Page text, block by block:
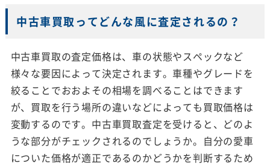
中古車買取ってどんな風に査定されるの？
中古車買取の査定価格は、車の状態やスペックなど
様々な要因によって決定されます。車種やグレードを
絞ることでおおよその相場を調べることはできます
が、買取を行う場所の違いなどによっても買取価格は
変動するのです。中古車買取査定を受けると、どのよ
うな部分がチェックされるのでしょうか。自分の愛車
についた価格が適正であるのかどうかを判断するため